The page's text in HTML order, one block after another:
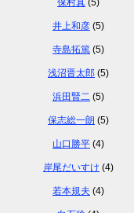
保村真 (5)
井上和彦 (5)
寺島拓篤 (5)
浅沼晋太郎 (5)
浜田賢二 (5)
保志総一朗 (5)
山口勝平 (4)
岸尾だいすけ (4)
若本規夫 (4)